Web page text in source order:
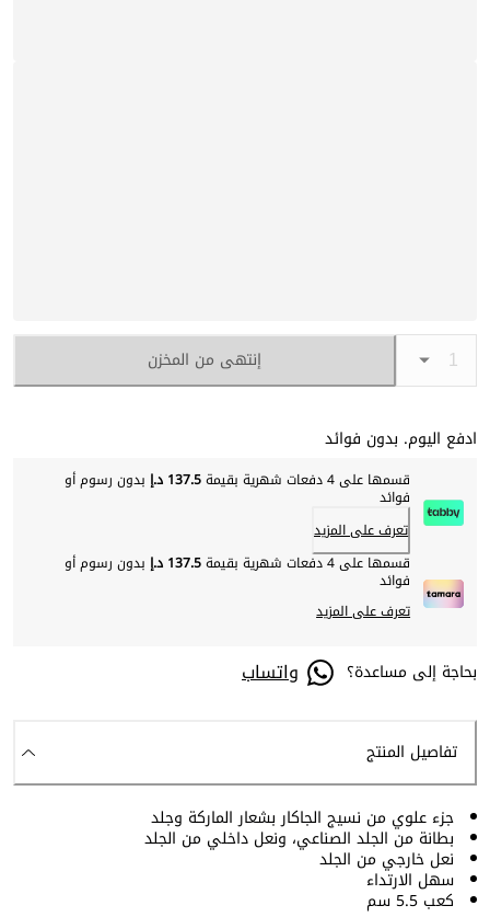
إنتهى من المخزن
ادفع اليوم. بدون فوائد
قسمها على 4 دفعات شهرية بقيمة 137.5 د.إ بدون رسوم أو
فوائد
تعرف على المزيد
قسمها على 4 دفعات شهرية بقيمة
137.5 د.إ بدون رسوم أو
فوائد
تعرف على المزيد
بحاجة إلى مساعدة؟ واتساب
تفاصيل المنتج
جزء علوي من نسيج الجاكار بشعار الماركة وجلد
بطانة من الجلد الصناعي، ونعل داخلي من الجلد
نعل خارجي من الجلد
سهل الارتداء
كعب 5.5 سم